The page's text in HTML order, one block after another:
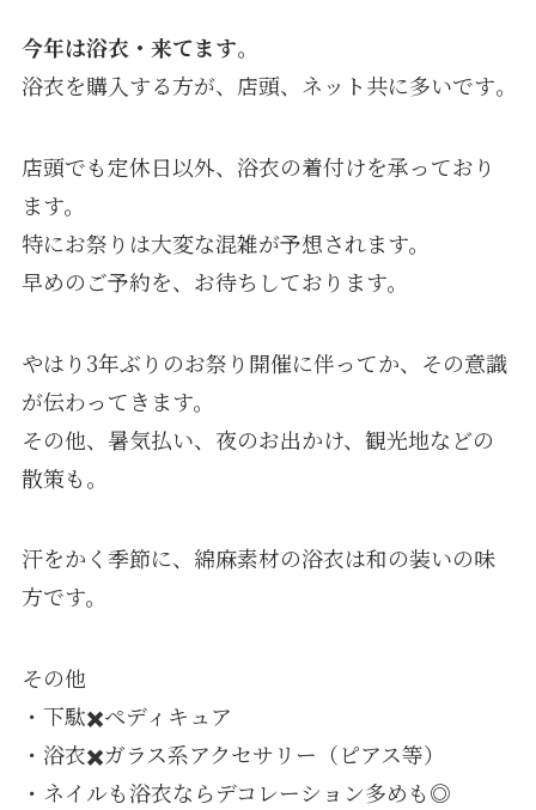
今年は浴衣・来てます｡
浴衣を購入する方が、店頭、ネット共に多いです｡
店頭でも定休日以外、浴衣の着付けを承っており
ます。
特にお祭りは大変な混雑が予想されます。
早めのご予約を、お待ちしております。
やはり3年ぶりのお祭り開催に伴ってか、その意識
が伝わってきます。
その他、暑気払い、夜のお出かけ、観光地などの
散策も｡
汗をかく季節に、綿麻素材の浴衣は和の装いの味
方です。
その他
・下駄✖️ペディキュア
・浴衣✖️ガラス系アクセサリー（ピアス等）
・ネイルも浴衣ならデコレーション多めも◎